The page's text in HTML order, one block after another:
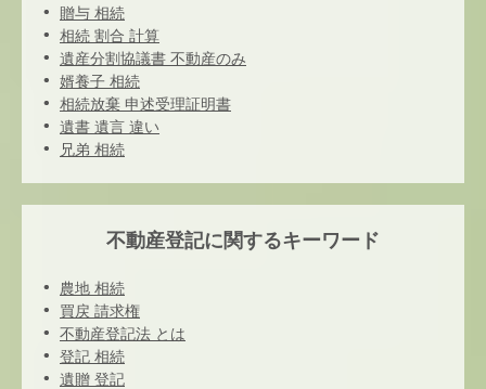
贈与 相続
相続 割合 計算
遺産分割協議書 不動産のみ
婿養子 相続
相続放棄 申述受理証明書
遺書 遺言 違い
兄弟 相続
不動産登記に関するキーワード
農地 相続
買戻 請求権
不動産登記法 とは
登記 相続
遺贈 登記